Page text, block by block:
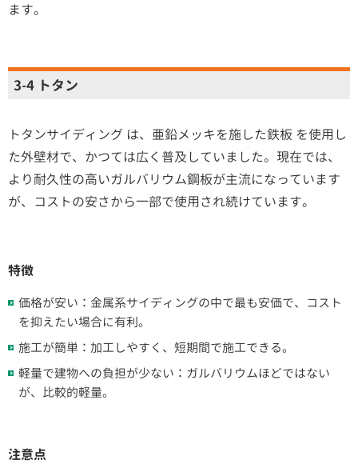
ます。
3-4 トタン
トタンサイディング は、亜鉛メッキを施した鉄板 を使用し
た外壁材で、かつては広く普及していました。現在では、
より耐久性の高いガルバリウム鋼板が主流になっています
が、コストの安さから一部で使用され続けています。
特徴
価格が安い：金属系サイディングの中で最も安価で、コスト
を抑えたい場合に有利。
施工が簡単：加工しやすく、短期間で施工できる。
軽量で建物への負担が少ない：ガルバリウムほどではない
が、比較的軽量。
注意点